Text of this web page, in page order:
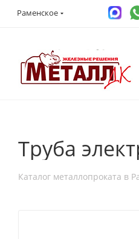
Раменское
Труба
Каталог металлопроката в